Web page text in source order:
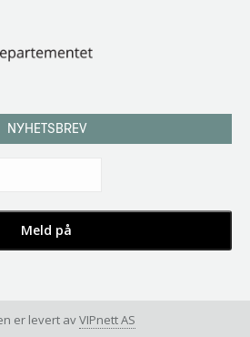
NYHETSBREV
er levert avVIPnett AS